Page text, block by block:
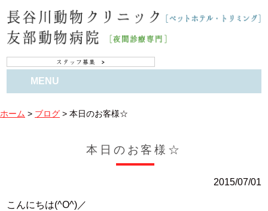
MENU
ホーム > ブログ > 本日のお客様☆
本日のお客様☆
2015/07/01
こんにちは(^O^)／